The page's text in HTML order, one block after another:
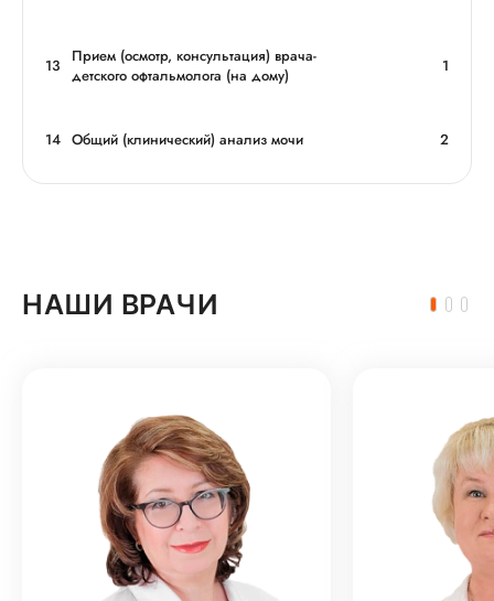
13
Прием (осмотр, консультация) врача-
детского офтальмолога (на дому)
1
14 Общий (клинический) анализ мочи 2
НАШИ ВРАЧИ